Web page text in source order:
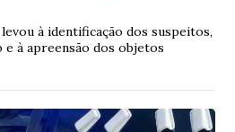
à identificação dos suspeitos,
à apreensão dos objetos